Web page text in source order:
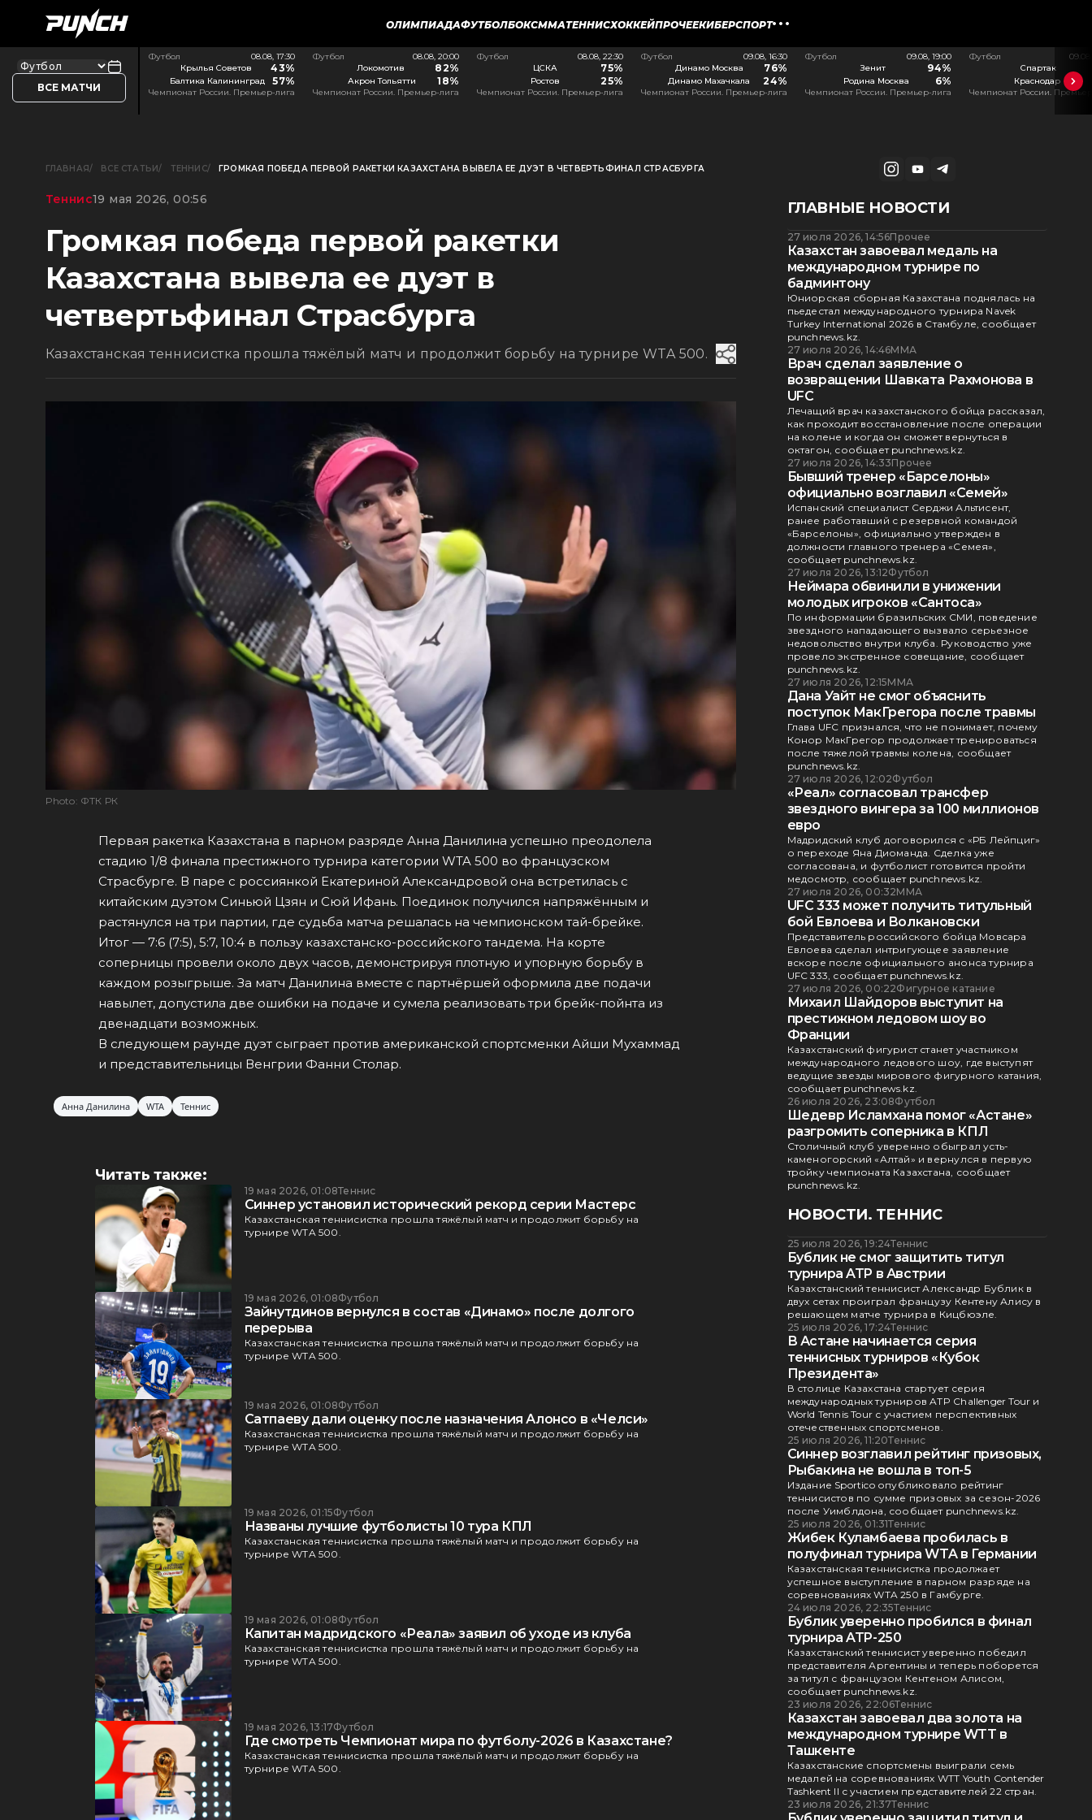
ОЛИМПИАДАФУТБОЛБОКСММАТЕННИСХОККЕЙПРОЧЕЕКИБЕРСПОРТ
ВСЕ МАТЧИ
Футбол
08.08, 17:30
Крылья Советов
43%
Балтика Калининград 57%
Чемпионат России. Премьер-лига
Футбол
08.08, 20:00
Локомотив
82%
Акрон Тольятти 18%
Чемпионат России. Премьер-лига
Футбол
08.08, 22:30
ЦСКА
75%
Ростов 25%
Чемпионат России. Премьер-лига
Футбол
09.08, 16:30
Динамо Москва
76%
Динамо Махачкала 24%
Чемпионат России. Премьер-лига
Футбол
09.08, 19:00
Зенит
94%
Родина Москва 6%
Чемпионат России. Премьер-лига
Футбол
Спартак
Краснодар
Чемпионат России.
ГЛАВНАЯ ВСЕ СТАТЬИ ТЕННИС ГРОМКАЯ ПОБЕДА ПЕРВОЙ РАКЕТКИ КАЗАХСТАНА ВЫВЕЛА ЕЕ ДУЭТ В ЧЕТВЕРТЬФИНАЛ СТРАСБУРГА
Теннис19 мая 2026, 00:56
Громкая победа первой ракетки
Казахстана вывела ее дуэт в
четвертьфинал Страсбурга
Казахстанская теннисистка прошла тяжёлый матч и продолжит борьбу на турнире WTA 500.
Photo: ФТК РК
Первая ракетка Казахстана в парном разряде Анна Данилина успешно преодолела
стадию 1/8 финала престижного турнира категории WTA 500 во французском
Страсбурге. В паре с россиянкой Екатериной Александровой она встретилась с
китайским дуэтом Синьюй Цзян и Сюй Ифань. Поединок получился напряжённым и
растянулся на три партии, где судьба матча решалась на чемпионском тай-брейке.
Итог — 7:6 (7:5), 5:7, 10:4 в пользу казахстанско-российского тандема. На корте
соперницы провели около двух часов, демонстрируя плотную и упорную борьбу в
каждом розыгрыше. За матч Данилина вместе с партнёршей оформила две подачи
навылет, допустила две ошибки на подаче и сумела реализовать три брейк-пойнта из
двенадцати возможных.
В следующем раунде дуэт сыграет против американской спортсменки Айши Мухаммад
и представительницы Венгрии Фанни Столар.
Анна Данилина WTA Теннис
Читать также:
19 мая 2026, 01:08Теннис
Синнер установил исторический рекорд серии Мастерс
Казахстанская теннисистка прошла тяжёлый матч и продолжит борьбу на
турнире WTA 500.
19 мая 2026, 01:08Футбол
Зайнутдинов вернулся в состав «Динамо» после долгого
перерыва
Казахстанская теннисистка прошла тяжёлый матч и продолжит борьбу на
турнире WTA 500.
19 мая 2026, 01:08Футбол
Сатпаеву дали оценку после назначения Алонсо в «Челси»
Казахстанская теннисистка прошла тяжёлый матч и продолжит борьбу на
турнире WTA 500.
19 мая 2026, 01:15Футбол
Названы лучшие футболисты 10 тура КПЛ
Казахстанская теннисистка прошла тяжёлый матч и продолжит борьбу на
турнире WTA 500.
19 мая 2026, 01:08Футбол
Капитан мадридского «Реала» заявил об уходе из клуба
Казахстанская теннисистка прошла тяжёлый матч и продолжит борьбу на
турнире WTA 500.
19 мая 2026, 13:17Футбол
Где смотреть Чемпионат мира по футболу-2026 в Казахстане?
Казахстанская теннисистка прошла тяжёлый матч и продолжит борьбу на
турнире WTA 500.
ГЛАВНЫЕ НОВОСТИ
27 июля 2026, 14:56Прочее
Казахстан завоевал медаль на
международном турнире по
бадминтону
Юниорская сборная Казахстана поднялась на
пьедестал международного турнира Navek
Turkey International 2026 в Стамбуле, сообщает
punchnews.kz.
27 июля 2026, 14:46ММА
Врач сделал заявление о
возвращении Шавката Рахмонова в
UFC
Лечащий врач казахстанского бойца рассказал,
как проходит восстановление после операции
на колене и когда он сможет вернуться в
октагон, сообщает punchnews.kz.
27 июля 2026, 14:33Прочее
Бывший тренер «Барселоны»
официально возглавил «Семей»
Испанский специалист Серджи Альтисент,
ранее работавший с резервной командой
«Барселоны», официально утвержден в
должности главного тренера «Семея»,
сообщает punchnews.kz.
27 июля 2026, 13:12Футбол
Неймара обвинили в унижении
молодых игроков «Сантоса»
По информации бразильских СМИ, поведение
звездного нападающего вызвало серьезное
недовольство внутри клуба. Руководство уже
провело экстренное совещание, сообщает
punchnews.kz.
27 июля 2026, 12:15ММА
Дана Уайт не смог объяснить
поступок МакГрегора после травмы
Глава UFC признался, что не понимает, почему
Конор МакГрегор продолжает тренироваться
после тяжелой травмы колена, сообщает
punchnews.kz.
27 июля 2026, 12:02Футбол
«Реал» согласовал трансфер
звездного вингера за 100 миллионов
евро
Мадридский клуб договорился с «РБ Лейпциг»
о переходе Яна Диоманда. Сделка уже
согласована, и футболист готовится пройти
медосмотр, сообщает punchnews.kz.
27 июля 2026, 00:32ММА
UFC 333 может получить титульный
бой Евлоева и Волкановски
Представитель российского бойца Мовсара
Евлоева сделал интригующее заявление
вскоре после официального анонса турнира
UFC 333, сообщает punchnews.kz.
27 июля 2026, 00:22Фигурное катание
Михаил Шайдоров выступит на
престижном ледовом шоу во
Франции
Казахстанский фигурист станет участником
международного ледового шоу, где выступят
ведущие звезды мирового фигурного катания,
сообщает punchnews.kz.
26 июля 2026, 23:08Футбол
Шедевр Исламхана помог «Астане»
разгромить соперника в КПЛ
Столичный клуб уверенно обыграл усть-
каменогорский «Алтай» и вернулся в первую
тройку чемпионата Казахстана, сообщает
punchnews.kz.
НОВОСТИ. ТЕННИС
25 июля 2026, 19:24Теннис
Бублик не смог защитить титул
турнира ATP в Австрии
Казахстанский теннисист Александр Бублик в
двух сетах проиграл французу Кентену Алису в
решающем матче турнира в Кицбюэле.
25 июля 2026, 17:24Теннис
В Астане начинается серия
теннисных турниров «Кубок
Президента»
В столице Казахстана стартует серия
международных турниров ATP Challenger Tour и
World Tennis Tour с участием перспективных
отечественных спортсменов.
25 июля 2026, 11:20Теннис
Синнер возглавил рейтинг призовых,
Рыбакина не вошла в топ-5
Издание Sportico опубликовало рейтинг
теннисистов по сумме призовых за сезон-2026
после Уимблдона, сообщает punchnews.kz.
25 июля 2026, 01:31Теннис
Жибек Куламбаева пробилась в
полуфинал турнира WTA в Германии
Казахстанская теннисистка продолжает
успешное выступление в парном разряде на
соревнованиях WTA 250 в Гамбурге.
24 июля 2026, 22:35Теннис
Бублик уверенно пробился в финал
турнира ATP-250
Казахстанский теннисист уверенно победил
представителя Аргентины и теперь поборется
за титул с французом Кентеном Алисом,
сообщает punchnews.kz.
23 июля 2026, 22:06Теннис
Казахстан завоевал два золота на
международном турнире WTT в
Ташкенте
Казахстанские спортсмены выиграли семь
медалей на соревнованиях WTT Youth Contender
Tashkent II с участием представителей 22 стран.
23 июля 2026, 21:37Теннис